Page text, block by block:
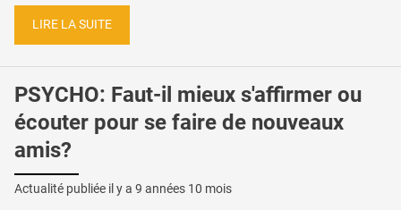
LIRE LA SUITE
PSYCHO: Faut-il mieux s'affirmer ou
écouter pour se faire de nouveaux
amis?
Actualité publiée il y a 9 années 10 mois